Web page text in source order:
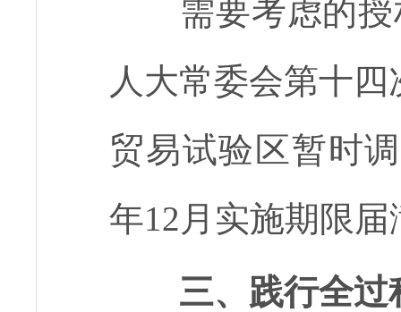
需要考虑的授
人大常委会第十
贸易试验区暂时
年12月实施期限届
三、践行全过